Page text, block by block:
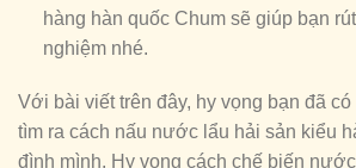
hàng hàn quốc Chum sẽ giúp bạn
nghiệm nhé.
Với bài viết trên đây, hy vọng bạn đã
tìm ra cách nấu nước lẩu hải sản kiểu
đình mình. Hy vọng cách chế biến